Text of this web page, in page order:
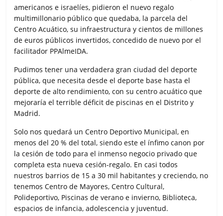
americanos e israelíes, pidieron el nuevo regalo
multimillonario público que quedaba, la parcela del
Centro Acuático, su infraestructura y cientos de millones
de euros públicos invertidos, concedido de nuevo por el
facilitador PPAlmeIDA.
Pudimos tener una verdadera gran ciudad del deporte
pública, que necesita desde el deporte base hasta el
deporte de alto rendimiento, con su centro acuático que
mejoraría el terrible déficit de piscinas en el Distrito y
Madrid.
Solo nos quedará un Centro Deportivo Municipal, en
menos del 20 % del total, siendo este el ínfimo canon por
la cesión de todo para el inmenso negocio privado que
completa esta nueva cesión-regalo. En casi todos
nuestros barrios de 15 a 30 mil habitantes y creciendo, no
tenemos Centro de Mayores, Centro Cultural,
Polideportivo, Piscinas de verano e invierno, Biblioteca,
espacios de infancia, adolescencia y juventud.